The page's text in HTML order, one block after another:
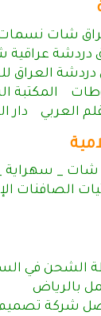
شات
دردشة
العراق
المكتبة
العربي
دار
شات _ سهراية
الصافنات
الشحن في
بالرياض
شركة تصميم